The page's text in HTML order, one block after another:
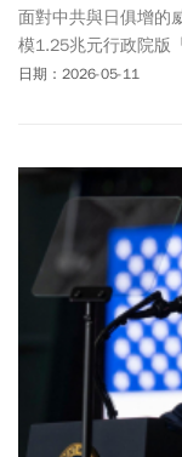
面對中共與日俱增的
模1.25兆元行政院版
砍掉的4700億元中，
意義在於除了自身要
心」。博明示警，
在討論3年後採購哪
中國談判「沒有意
更新，台灣應效仿烏
日期：2026-05-11